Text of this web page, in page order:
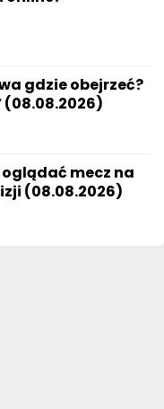
gdzie obejrzeć?
mecz na
(08.08.2026)